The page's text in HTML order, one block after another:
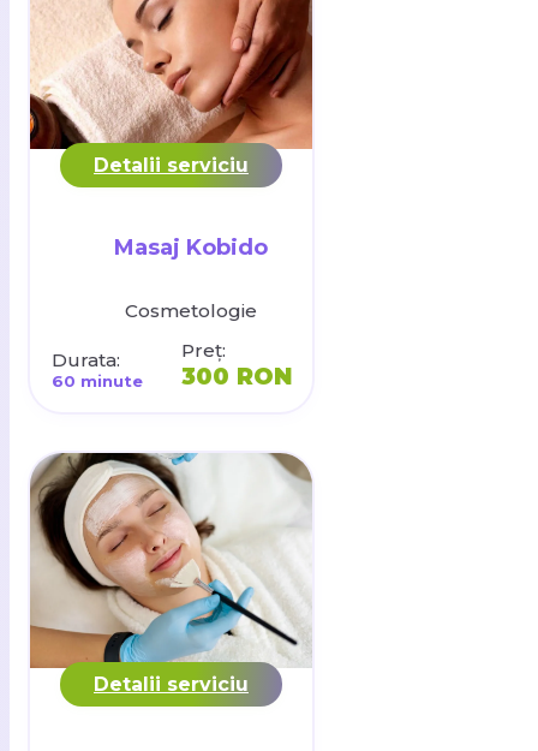
Detalii serviciu
Masaj Kobido
Cosmetologie
Durata:
60 minute
Preț:
300 RON
Detalii serviciu